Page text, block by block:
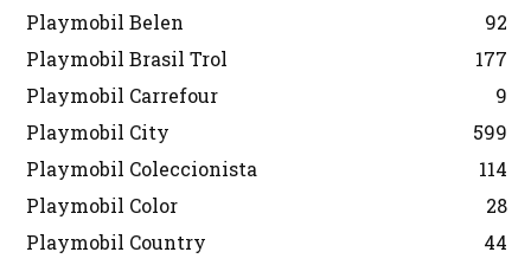
Playmobil Belen
92
Playmobil Brasil Trol
177
Playmobil Carrefour
9
Playmobil City
599
Playmobil Coleccionista
114
Playmobil Color
28
Playmobil Country
44